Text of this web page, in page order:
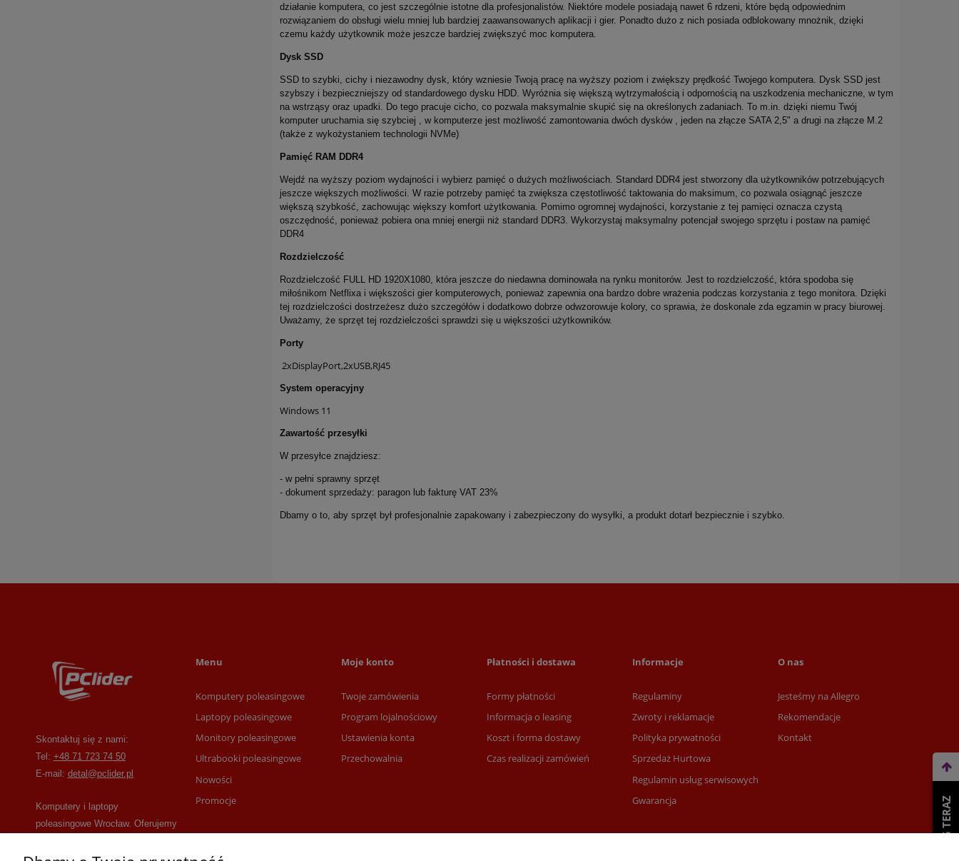
działanie komputera, co jest szczególnie istotne dla profesjonalistów. Niektóre modele posiadają nawet 6 rdzeni, które będą odpowiednim
rozwiązaniem do obsługi wielu mniej lub bardziej zaawansowanych aplikacji i gier. Ponadto dużo z nich posiada odblokowany mnożnik, dzięki
czemu każdy użytkownik może jeszcze bardziej zwiększyć moc komputera.
Dysk SSD
SSD to szybki, cichy i niezawodny dysk, który wzniesie Twoją pracę na wyższy poziom i zwiększy prędkość Twojego komputera. Dysk SSD jest
szybszy i bezpieczniejszy od standardowego dysku HDD. Wyróżnia się większą wytrzymałością i odpornością na uszkodzenia mechaniczne, w tym
na wstrząsy oraz upadki. Do tego pracuje cicho, co pozwala maksymalnie skupić się na określonych zadaniach. To m.in. dzięki niemu Twój
komputer uruchamia się szybciej , w komputerze jest możliwość zamontowania dwóch dysków , jeden na złącze SATA 2,5" a drugi na złącze M.2
(także z wykożystaniem technologii NVMe)
Pamięć RAM DDR4
Wejdź na wyższy poziom wydajności i wybierz pamięć o dużych możliwościach. Standard DDR4 jest stworzony dla użytkowników potrzebujących
jeszcze większych możliwości. W razie potrzeby pamięć ta zwiększa częstotliwość taktowania do maksimum, co pozwala osiągnąć jeszcze
większą szybkość, zachowując większy komfort użytkowania. Pomimo ogromnej wydajności, korzystanie z tej pamięci oznacza czystą
oszczędność, ponieważ pobiera ona mniej energii niż standard DDR3. Wykorzystaj maksymalny potencjał swojego sprzętu i postaw na pamięć
DDR4
Rozdzielczość
Rozdzielczość FULL HD 1920X1080, która jeszcze do niedawna dominowała na rynku monitorów. Jest to rozdzielczość, która spodoba się
miłośnikom Netflixa i większości gier komputerowych, ponieważ zapewnia ona bardzo dobre wrażenia podczas korzystania z tego monitora. Dzięki
tej rozdzielczości dostrzeżesz dużo szczegółów i dodatkowo dobrze odwzorowuje kolory, co sprawia, że doskonale zda egzamin w pracy biurowej.
Uważamy, że sprzęt tej rozdzielczości sprawdzi się u większości użytkowników.
Porty
2xDisplayPort,2xUSB,RJ45
System operacyjny
Windows 11
Zawartość przesyłki
W przesyłce znajdziesz:
- w pełni sprawny sprzęt
- dokument sprzedaży: paragon lub fakturę VAT 23%
Dbamy o to, aby sprzęt był profesjonalnie zapakowany i zabezpieczony do wysyłki, a produkt dotarł bezpiecznie i szybko.
Menu
Komputery poleasingowe
Laptopy poleasingowe
Monitory poleasingowe
Ultrabooki poleasingowe
Nowości
Promocje
Moje konto
Twoje zamówienia
Program lojalnościowy
Ustawienia konta
Przechowalnia
Płatności i dostawa
Formy płatności
Informacja o leasing
Koszt i forma dostawy
Czas realizacji zamówień
Informacje
Regulaminy
Zwroty i reklamacje
Polityka prywatności
Sprzedaż Hurtowa
Regulamin usług serwisowych
Gwarancja
O nas
Jesteśmy na Allegro
Rekomendacje
Kontakt
Skontaktuj się z nami:
Tel: +48 71 723 74 50
E-mail: detal@pclider.pl
Komputery i laptopy
poleasingowe Wrocław. Oferujemy
drukarki, akcesoria i serwisujemy